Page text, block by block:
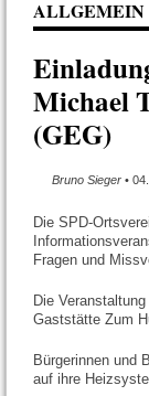
ALLGEMEIN
Michael
(GEG)
Bruno Sieger •
Die SPD-
Fragen und
Die
Gaststätte Zum
Bürgerinnen und
auf ihre